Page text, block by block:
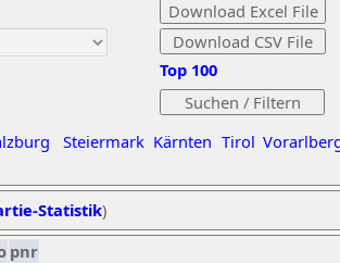
Steiermark Kärnten Tirol
Top 100
Statistik)
pnr